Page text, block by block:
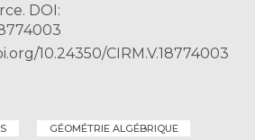
DOI:
10.24350/CIRM.V.18774003
GÉOMÉTRIE ALGÉBRIQUE